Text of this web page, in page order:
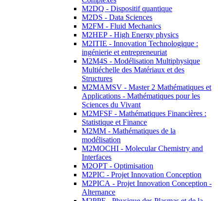
M2DQ - Dispositif quantique
M2DS - Data Sciences
M2FM - Fluid Mechanics
M2HEP - High Energy physics
M2ITIE - Innovation Technologique :
ingénierie et entrepreneuriat
M2M4S - Modélisation Multiphysique
Multiéchelle des Matériaux et des
Structures
M2MAMSV - Master 2 Mathématiques et
Applications - Mathématiques pour les
Sciences du Vivant
M2MFSF - Mathématiques Financières :
Statistique et Finance
M2MM - Mathématiques de la
modélisation
M2MOCHI - Molecular Chemistry and
Interfaces
M2OPT - Optimisation
M2PIC - Projet Innovation Conception
M2PICA - Projet Innovation Conception -
Alternance